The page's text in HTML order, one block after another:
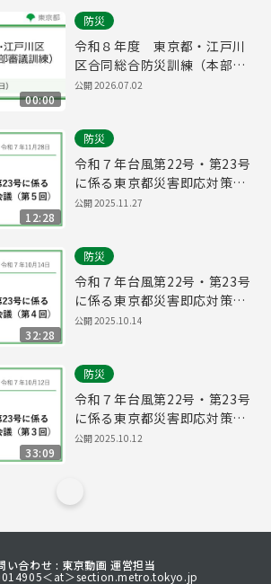
00:00
防災
令和８年度 東京都・江戸川
区合同総合防災訓練（本部審
議訓練）（令和８年７月３
公開2026.07.02
12:28
防災
令和７年台風第22号・第23号
に係る東京都災害即応対策本
部会議（第５回）
公開2025.11.27
32:28
防災
令和７年台風第22号・第23号
に係る東京都災害即応対策本
部会議（第４回）
公開2025.10.14
33:09
防災
令和７年台風第22号・第23号
に係る東京都災害即応対策本
部会議（第３回）
公開2025.10.12
い合わせ : 東京動画 運営担当
＜at＞section.metro.tokyo.jp